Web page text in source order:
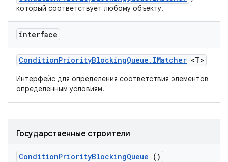
который соответствует любому объекту.
interface
ConditionPriorityBlockingQueue . IMatcher <T>
Интерфейс для определения соответствия элементов
определенным условиям.
Государственные строители
ConditionPriorityBlockingQueue ()